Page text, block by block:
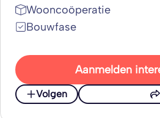
Wooncoöperatie
Bouwfase
Aanmelden
Volgen